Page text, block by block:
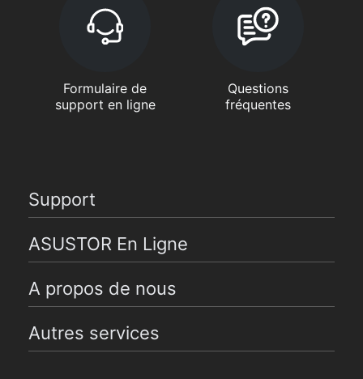
Formulaire de
support en ligne
Questions
fréquentes
Support
ASUSTOR En Ligne
A propos de nous
Autres services